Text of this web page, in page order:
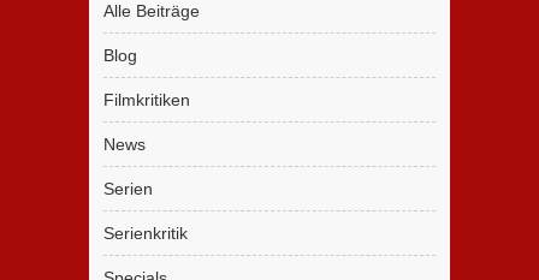
Alle Beiträge
Blog
Filmkritiken
News
Serien
Serienkritik